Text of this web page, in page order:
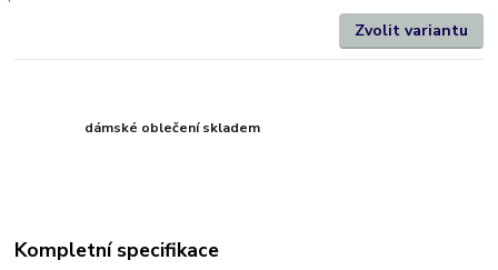
Zvolit variantu
dámské oblečení skladem
Kompletní specifikace